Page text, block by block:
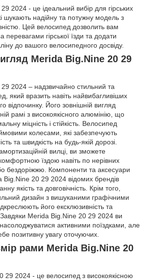
2024 - це ідеальний вибір для гірських
шукають надійну та потужну модель з
Цей велосипед дозволить вам
перевагами гірської їзди та додати
до вашого велосипедного досвіду.
Merida Big.Nine 20 29
2024 – надзвичайно стильний та
який вразить навіть найвибагливіших
відпочинку. Його зовнішній вигляд
рамі з високоякісного алюмінію, що
міцність і стійкість. Велосипед
колесами, які забезпечують
та швидкість на будь-якій дорозі.
вилці, ви зможете
їздою навіть по нерівних
бездоріжжю. Компоненти та аксесуари
Big.Nine 20 29 2024 відомих брендів
якість та довговічність. Крім того,
дизайн з вишуканими графічними
його ексклюзивність та
Merida Big.Nine 20 29 2024 ви
активними поїздками, але
позитивну увагу оточуючих.
рами Merida Big.Nine 20
29 2024 - це велосипед з високоякісною